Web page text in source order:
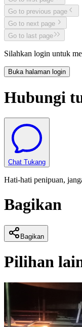
Go to previous page
Go to next page
Go to last page
Silahkan login untuk
Buka halaman login
Hubungi
Chat Tukang
Hati-hati penipuan,
Bagikan
Bagikan
Pilihan